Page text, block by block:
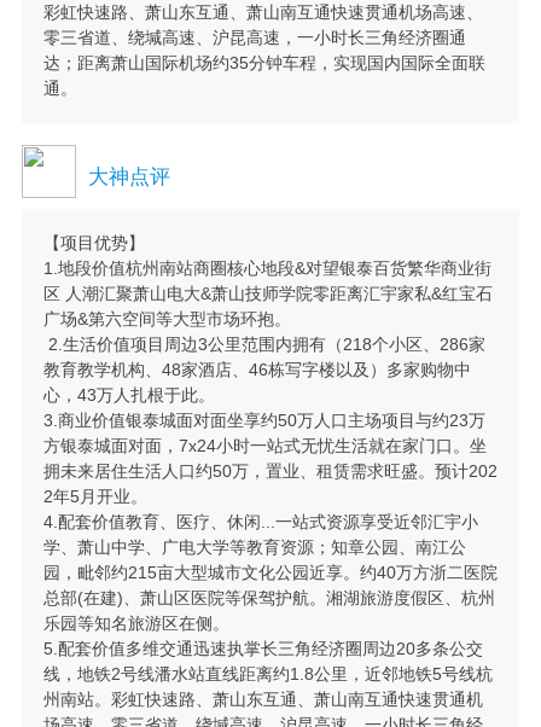
彩虹快速路、萧山东互通、萧山南互通快速贯通机场高速、
零三省道、绕堿高速、沪昆高速，一小时长三角经济圈通
达；距离萧山国际机场约35分钟车程，实现国内国际全面联
通。
大神点评
【项目优势】
1.地段价值杭州南站商圈核心地段&对望银泰百货繁华商业街
区 人潮汇聚萧山电大&萧山技师学院零距离汇宇家私&红宝石
广场&第六空间等大型市场环抱。
2.生活价值项目周边3公里范围内拥有（218个小区、286家
教育教学机构、48家酒店、46栋写字楼以及）多家购物中
心，43万人扎根于此。
3.商业价值银泰城面对面坐享约50万人口主场项目与约23万
方银泰城面对面，7x24小时一站式无忧生活就在家门口。坐
拥未来居住生活人口约50万，置业、租赁需求旺盛。预计202
2年5月开业。
4.配套价值教育、医疗、休闲...一站式资源享受近邻汇宇小
学、萧山中学、广电大学等教育资源；知章公园、南江公
园，毗邻约215亩大型城市文化公园近享。约40万方浙二医院
总部(在建)、萧山区医院等保驾护航。湘湖旅游度假区、杭州
乐园等知名旅游区在侧。
5.配套价值多维交通迅速执掌长三角经济圈周边20多条公交
线，地铁2号线潘水站直线距离约1.8公里，近邻地铁5号线杭
州南站。彩虹快速路、萧山东互通、萧山南互通快速贯通机